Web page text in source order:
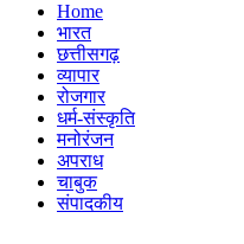
Home
भारत
छत्तीसगढ़
व्यापार
रोजगार
धर्म-संस्कृति
मनोरंजन
अपराध
चाबुक
संपादकीय